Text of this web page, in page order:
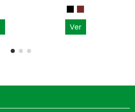
Ver